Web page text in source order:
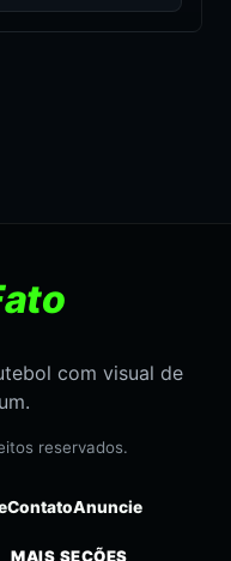
com visual de
reservados.
ContatoAnuncie
MAIS SEÇÕES